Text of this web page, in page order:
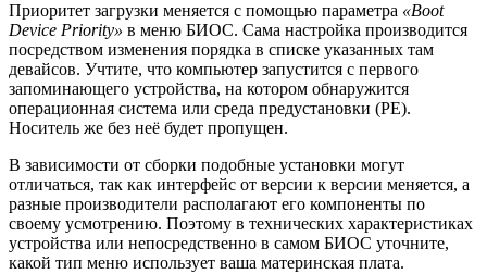
Приоритет загрузки меняется с помощью параметра «Boot
Device Priority» в меню БИОС. Сама настройка производится
посредством изменения порядка в списке указанных там
девайсов. Учтите, что компьютер запустится с первого
запоминающего устройства, на котором обнаружится
операционная система или среда предустановки (PE).
Носитель же без неё будет пропущен.
В зависимости от сборки подобные установки могут
отличаться, так как интерфейс от версии к версии меняется, а
разные производители располагают его компоненты по
своему усмотрению. Поэтому в технических характеристиках
устройства или непосредственно в самом БИОС уточните,
какой тип меню использует ваша материнская плата.